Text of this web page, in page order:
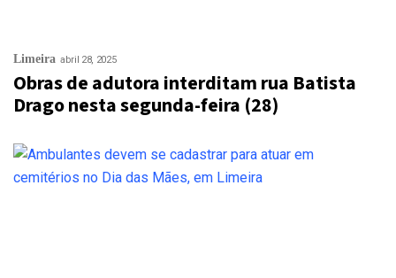
Limeira abril 28, 2025
Obras de adutora interditam rua Batista
Drago nesta segunda-feira (28)